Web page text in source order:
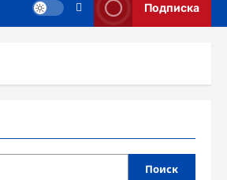
Подписка
Поиск